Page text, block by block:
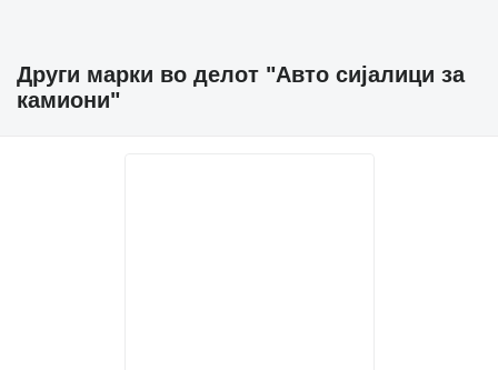
Други марки во делот "Авто сијалици за
камиони"